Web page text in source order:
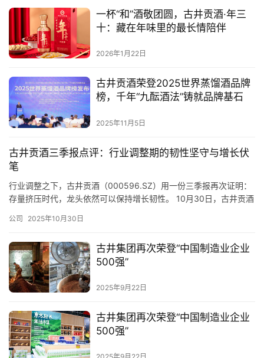
酒
观
活
动
动
频
登录 注册
一杯“和”酒敬团圆，古井贡酒·年三
十：藏在年味里的最长情陪伴
2026年1月22日
古井贡酒荣登2025世界蒸馏酒品牌
榜，千年“九酝酒法”铸就品牌基石
2025年11月5日
古井贡酒三季报点评：行业调整期的韧性坚守与增长伏
笔
行业调整之下，古井贡酒（000596.SZ）用一份三季报再次证明：
存量挤压时代，龙头依然可以保持增长韧性。 10月30日，古井贡酒
公司股东的净利润为39.60亿元。其中，2025年第三季度营收为
后，是古井贡酒在面对行业调整期时，主…
公司 2025年10月30日
古井集团再次荣登“中国制造业企业
500强”
2025年9月22日
古井集团再次荣登“中国制造业企业
500强”